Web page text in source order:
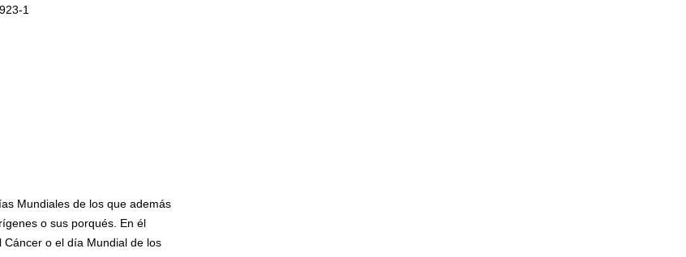
1
Mundiales de los que además
o sus porqués. En él
o el día Mundial de los